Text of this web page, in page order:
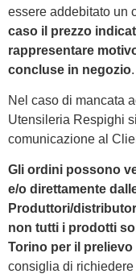
essere addebitato un
caso il prezzo
rappresentare
concluse in negozio.
Nel caso di mancata
Utensileria Respighi
comunicazione al
Gli ordini possono
e/o direttamente
Produttori/
non tutti i prodotti
Torino per il
consiglia di